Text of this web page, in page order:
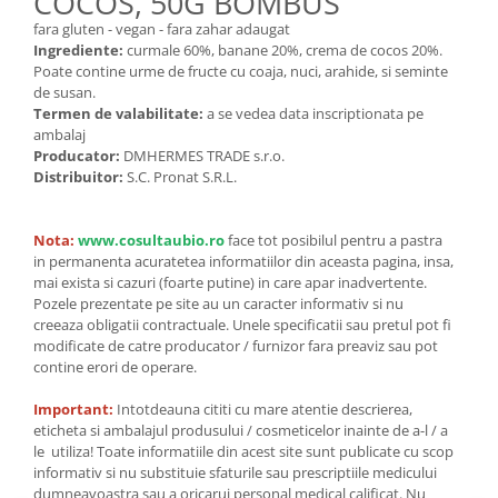
Unt, alternativa unt
Paine bio
Paste
Terci bio
Dulciuri
Ciocolata
Creme
Bomboane, Caramele si Jeleuri
Biscuiti si napolitane
Inghetata
Zahar si indulcitori
Batoane
Dulciuri bio
Guma de mestecat bio
Snacksuri
fara gluten - vegan - fara zahar adaugat
Ingrediente: curmale 60%, banane 20%, crema de cocos 20%.
Poate contine urme de fructe cu coaja, nuci, arahide, si seminte
de susan.
Termen de valabilitate: a se vedea data inscriptionata pe
ambalaj
Producator: DMHERMES TRADE s.r.o.
Distribuitor: S.C. Pronat S.R.L.
Nota: www.cosultaubio.roface tot posibilul pentru a pastra
in permanenta acuratetea informatiilor din aceasta pagina, insa,
mai exista si cazuri (foarte putine) in care apar inadvertente.
Pozele prezentate pe site au un caracter informativ si nu
creeaza obligatii contractuale. Unele specificatii sau pretul pot fi
modificate de catre producator / furnizor fara preaviz sau pot
contine erori de operare.
Important: Intotdeauna cititi cu mare atentie descrierea,
eticheta si ambalajul produsului / cosmeticelor inainte de a-l / a
le utiliza! Toate informatiile din acest site sunt publicate cu scop
informativ si nu substituie sfaturile sau prescriptiile medicului
dumneavoastra sau a oricarui personal medical calificat. Nu